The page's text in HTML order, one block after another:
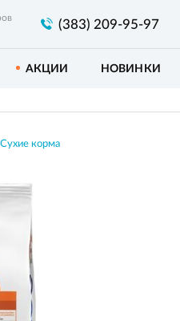
(383) 209-95-97
АКЦИИ НОВИНКИ
Сухие корма